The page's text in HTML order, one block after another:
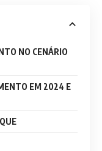
NO CENÁRIO
EM 2024 E